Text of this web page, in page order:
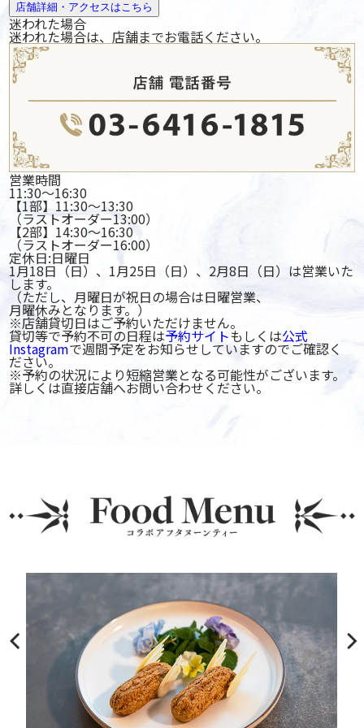
店舗詳細・アクセスはこちら
迷われた場合
迷われた場合は、店舗までお電話ください。
営業時間
11:30～16:30
【1部】11:30～13:30
（ラストオーダー13:00）
【2部】14:30～16:30
（ラストオーダー16:00）
定休日:日曜日
1月18日（日）、1月25日（日）、2月8日（日）は営業いた
します。
（ただし、月曜日が祝日の場合は日曜営業、
月曜休みとなります。）
※店舗貸切日はご予約いただけません。
貸切等で予約不可の日程は予約サイトもしくは公式
Instagramで週間予定をお知らせしていますのでご確認く
ださい。
※予約の状況により短縮営業となる可能性がございます。
詳しくは直接店舗へお問い合わせください。